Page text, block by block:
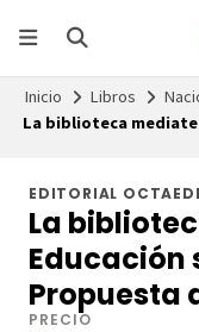
Inicio Libros
La biblioteca
EDITORIAL
La
Educación
Propuesta
PRECIO